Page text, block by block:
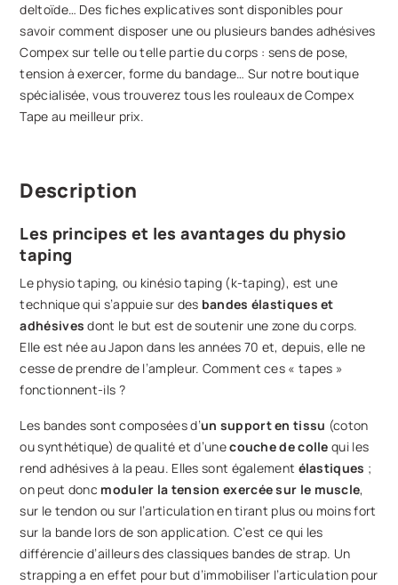
deltoïde… Des fiches explicatives sont disponibles pour
savoir comment disposer une ou plusieurs bandes adhésives
Compex sur telle ou telle partie du corps : sens de pose,
tension à exercer, forme du bandage… Sur notre boutique
spécialisée, vous trouverez tous les rouleaux de Compex
Tape au meilleur prix.
Description
Les principes et les avantages du physio
taping
Le physio taping, ou kinésio taping (k-taping), est une
technique qui s’appuie sur des bandes élastiques et
adhésives dont le but est de soutenir une zone du corps.
Elle est née au Japon dans les années 70 et, depuis, elle ne
cesse de prendre de l’ampleur. Comment ces « tapes »
fonctionnent-ils ?
Les bandes sont composées d’un support en tissu (coton
ou synthétique) de qualité et d’unecouche de colle qui les
rend adhésives à la peau. Elles sont également élastiques ;
on peut donc moduler la tension exercée sur le muscle,
sur le tendon ou sur l’articulation en tirant plus ou moins fort
sur la bande lors de son application. C’est ce qui les
différencie d’ailleurs des classiques bandes de strap. Un
strapping a en effet pour but d’immobiliser l’articulation pour